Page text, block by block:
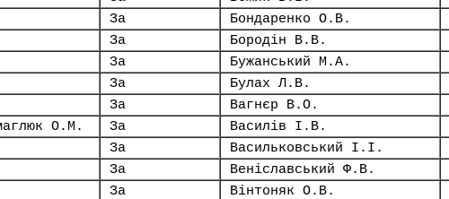
За Бондаренко О.В.
За Бородін В.В.
За Бужанський М.А.
За Булах Л.В.
За Вагнєр В.О.
О.М.
За Василів І.В.
За Васильковський І.І.
За Веніславський Ф.В.
За Вінтоняк О.В.